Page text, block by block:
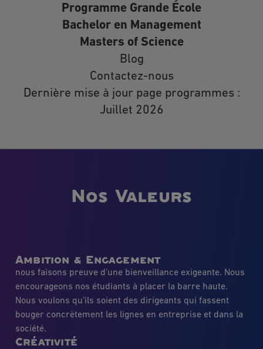
Programme Grande École
Bachelor en Management
Masters of Science
Blog
Contactez-nous
Dernière mise à jour page programmes :
Juillet 2026
Nos Valeurs
Ambition & Engagement
nous faisons preuve d’une bienveillance exigeante. Nous
encourageons nos étudiants à placer la barre haute.
Nous voulons qu’ils soient des dirigeants qui fassent
bouger concrètement les lignes en entreprise et dans la
société.
Créativité